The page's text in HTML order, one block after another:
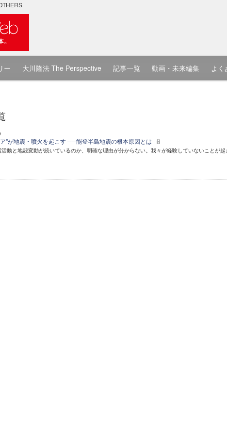
ー 大川隆法 The Perspective 記事一覧 動画・未来編集 よく
"が地震・噴火を起こす ──能登半島地震の根本原因とは
活動と地殻変動が続いているのか、明確な理由が分からない。我々が経験していないことが